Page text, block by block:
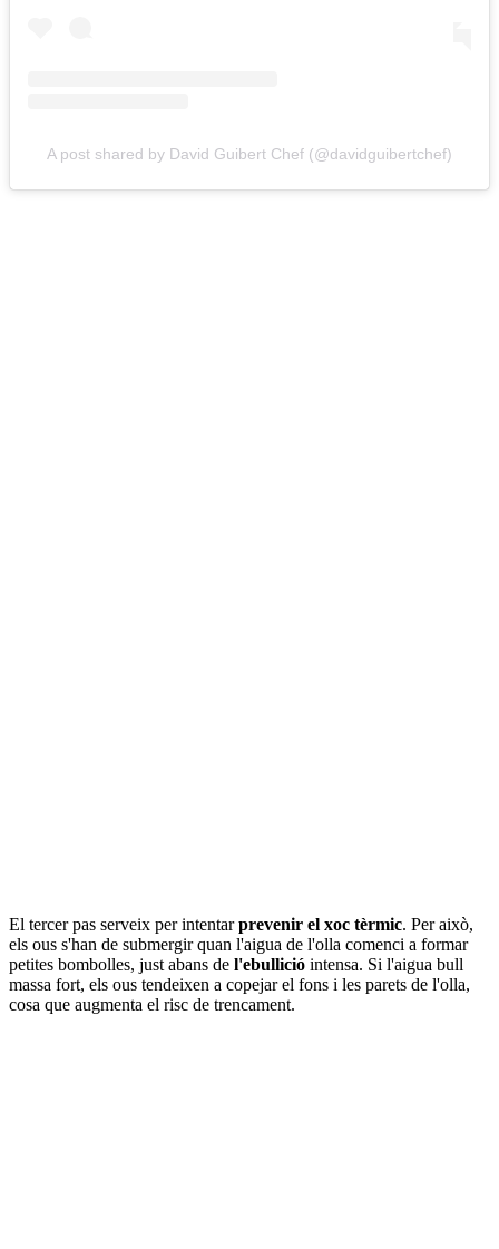
A post shared by David Guibert Chef (@davidguibertchef)
El tercer pas serveix per intentarprevenir el xoc tèrmic. Per això,
els ous s'han de submergir quan l'aigua de l'olla comenci a formar
petites bombolles, just abans de l'ebullició intensa. Si l'aigua bull
massa fort, els ous tendeixen a copejar el fons i les parets de l'olla,
cosa que augmenta el risc de trencament.